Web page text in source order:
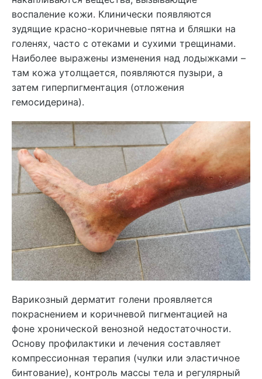
воспаление кожи. Клинически появляются
зудящие красно-коричневые пятна и бляшки на
голенях, часто с отеками и сухими трещинами.
Наиболее выражены изменения над лодыжками –
там кожа утолщается, появляются пузыри, а
затем гиперпигментация (отложения
гемосидерина).
Варикозный дерматит голени проявляется
покраснением и коричневой пигментацией на
фоне хронической венозной недостаточности.
Основу профилактики и лечения составляет
компрессионная терапия (чулки или эластичное
бинтование), контроль массы тела и регулярный